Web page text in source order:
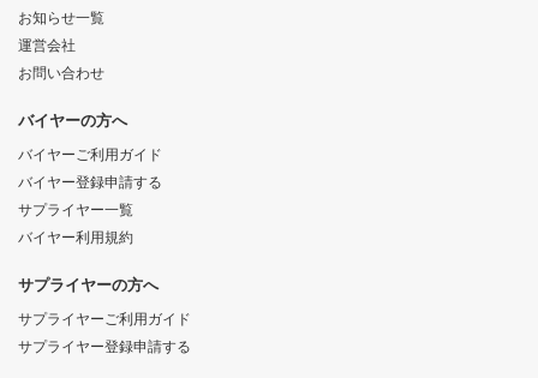
お知らせ一覧
運営会社
お問い合わせ
バイヤーの方へ
バイヤーご利用ガイド
バイヤー登録申請する
サプライヤー一覧
バイヤー利用規約
サプライヤーの方へ
サプライヤーご利用ガイド
サプライヤー登録申請する